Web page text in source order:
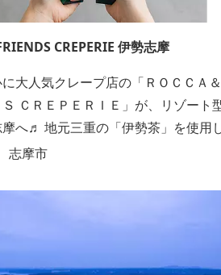
CREPERIE 伊勢志摩
大人気クレープ店の「ＲＯＣＣＡ
Ｓ ＣＲＥＰＥＲＩＥ」が、リゾート
へ♬ 地元三重の「伊勢茶」を使用
店限定クレープ「伊勢茶ティラミス
。 また季節に合わせて、期間限定
ス...
志摩市